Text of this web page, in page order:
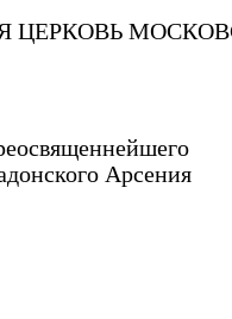
ЦЕРКОВЬ
Арсения